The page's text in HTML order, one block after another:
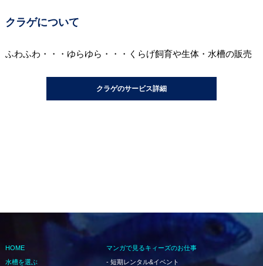
クラゲについて
ふわふわ・・・ゆらゆら・・・くらげ飼育や生体・水槽の販売
クラゲのサービス詳細
HOME
水槽を選ぶ
マンガで見るキィーズのお仕事
- 短期レンタル&イベント